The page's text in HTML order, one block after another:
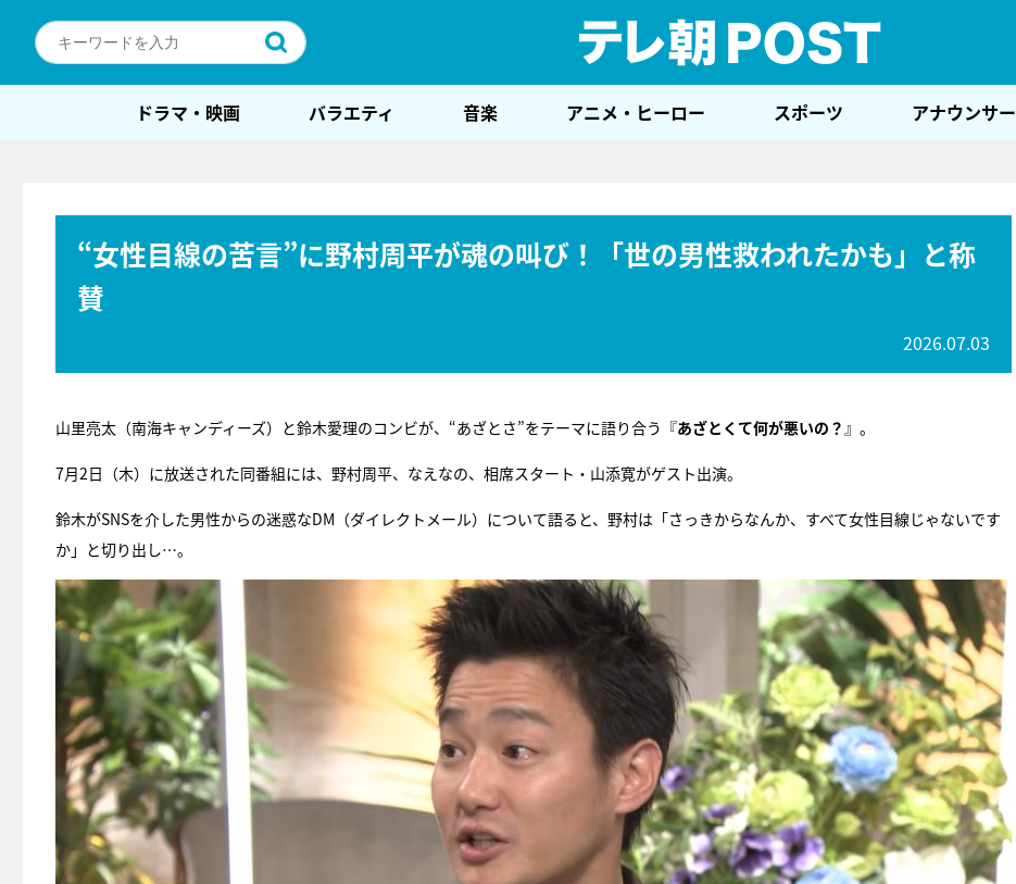
ドラマ・映画 バラエティ 音楽 アニメ・ヒーロー スポーツ アナウンサー
“女性目線の苦言”に野村周平が魂の叫び！「世の男性救われたかも」と称
賛
2026.07.03
山里亮太（南海キャンディーズ）と鈴木愛理のコンビが、“あざとさ”をテーマに語り合う『あざとくて何が悪いの？』。
7月2日（木）に放送された同番組には、野村周平、なえなの、相席スタート・山添寛がゲスト出演。
鈴木がSNSを介した男性からの迷惑なDM（ダイレクトメール）について語ると、野村は「さっきからなんか、すべて女性目線じゃないです
か」と切り出し…。
ビュー